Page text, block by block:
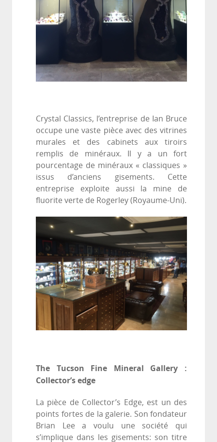
Crystal Classics, l’entreprise de Ian Bruce
occupe une vaste pièce avec des vitrines
murales et des cabinets aux tiroirs
remplis de minéraux. Il y a un fort
pourcentage de minéraux « classiques »
issus d’anciens gisements. Cette
entreprise exploite aussi la mine de
fluorite verte de Rogerley (Royaume-Uni).
The Tucson Fine Mineral Gallery :
Collector’s edge
La pièce de Collector’s Edge, est un des
points fortes de la galerie. Son fondateur
Brian Lee a voulu une société qui
s’implique dans les gisements: son titre